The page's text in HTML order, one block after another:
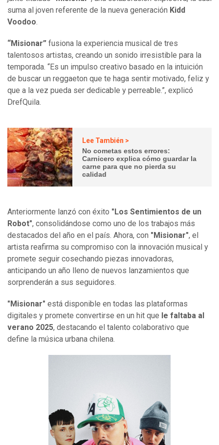
suma al joven referente de la nueva generación Kidd
Voodoo.
“Misionar” fusiona la experiencia musical de tres
talentosos artistas, creando un sonido irresistible para la
temporada. “Es un impulso creativo basado en la intuición
de buscar un reggaeton que te haga sentir motivado, feliz y
que a la vez pueda ser dedicable y perreable.”, explicó
DrefQuila.
Lee También >
No cometas estos errores:
Carnicero explica cómo guardar la
carne para que no pierda su
calidad
Anteriormente lanzó con éxito "Los Sentimientos de un
Robot", consolidándose como uno de los trabajos más
destacados del año en el país. Ahora, con "Misionar", el
artista reafirma su compromiso con la innovación musical y
promete seguir cosechando piezas innovadoras,
anticipando un año lleno de nuevos lanzamientos que
sorprenderán a sus seguidores.
"Misionar" está disponible en todas las plataformas
digitales y promete convertirse en un hit que le faltaba al
verano 2025, destacando el talento colaborativo que
define la música urbana chilena.